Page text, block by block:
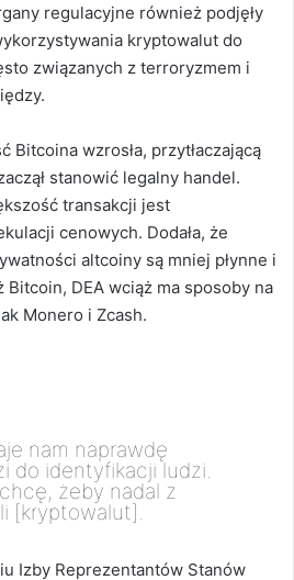
regulacyjne również podjęły
kryptowalut do
związanych z terroryzmem i
Bitcoina wzrosła, przytłaczającą
stanowić legalny handel.
transakcji jest
cenowych. Dodała, że
altcoiny są mniej płynne i
DEA wciąż ma sposoby na
Monero i Zcash.
nam naprawdę
do identyfikacji ludzi.
żeby nadal z
[kryptowalut].
Izby Reprezentantów Stanów